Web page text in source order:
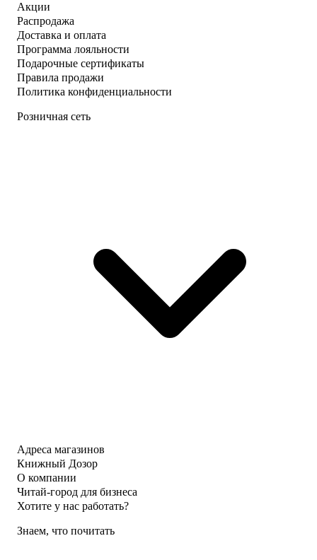
Акции
Распродажа
Доставка и оплата
Программа лояльности
Подарочные сертификаты
Правила продажи
Политика конфиденциальности
Розничная сеть
Адреса магазинов
Книжный Дозор
О компании
Читай-город для бизнеса
Хотите у нас работать?
Знаем, что почитать